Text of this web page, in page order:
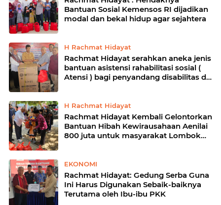
Bantuan Sosial Kemensos RI dijadikan
modal dan bekal hidup agar sejahtera
H Rachmat Hidayat
️Rachmat Hidayat serahkan aneka jenis
bantuan asistensi rahabilitasi sosial (
Atensi ) bagi penyandang disabilitas di
H Rachmat Hidayat
Rachmat Hidayat Kembali Gelontorkan
Bantuan Hibah Kewirausahaan Aenilai
800 juta untuk masyarakat Lombok
EKONOMI
️Rachmat Hidayat: Gedung Serba Guna
Ini Harus Digunakan Sebaik-baiknya
Terutama oleh Ibu-ibu PKK